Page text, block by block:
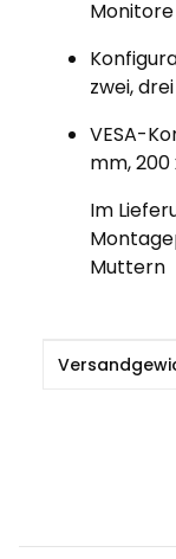
Monitore
zwei,
VESA-
mm, 200
Im
Muttern
Wert